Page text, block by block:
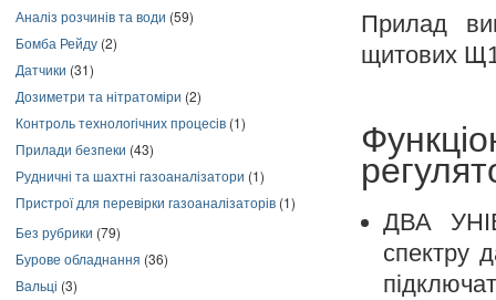
Аналіз розчинів та води (59)
Бомба Рейду (2)
Датчики (31)
Дозиметри та нітратоміри (2)
Контроль технологічних процесів (1)
Прилади безпеки (43)
Рудничні та шахтні газоаналізатори (1)
Пристрої для перевірки газоаналізаторів (1)
Без рубрики (79)
Бурове обладнання (36)
Вальці (3)
Прилад
щитових
ДВА
спектру